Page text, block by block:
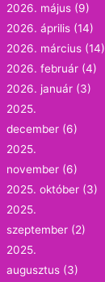
2026. május (9)
2026. április (14)
2026. március (14)
2026. február (4)
2026. január (3)
2025.
december (6)
2025.
november (6)
2025. október (3)
2025.
szeptember (2)
2025.
augusztus (3)